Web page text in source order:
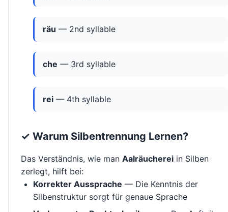
räu — 2nd syllable
che — 3rd syllable
rei — 4th syllable
✓ Warum Silbentrennung Lernen?
Das Verständnis, wie man Aalräucherei in Silben
zerlegt, hilft bei:
Korrekter Aussprache — Die Kenntnis der
Silbenstruktur sorgt für genaue Sprache